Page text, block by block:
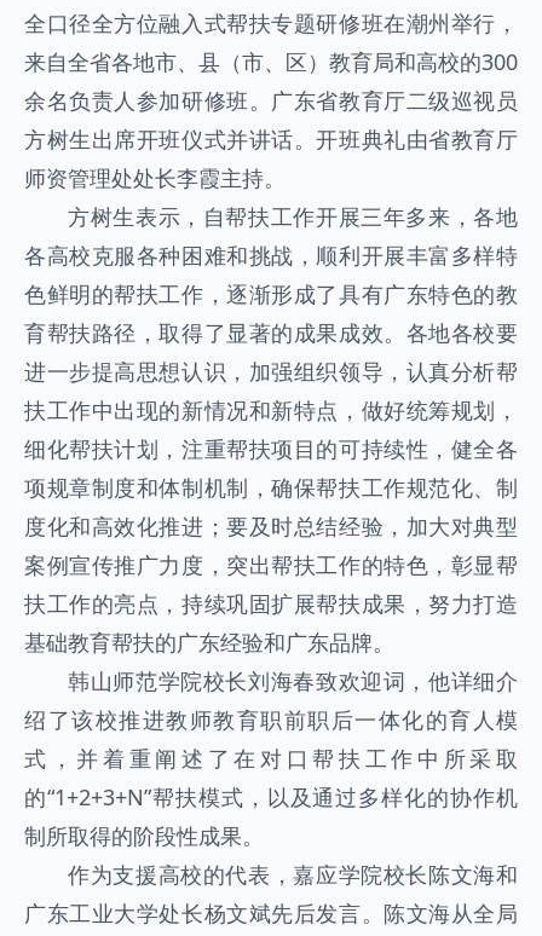
全口径全方位融入式帮扶专题研修班在潮州举行，
来自全省各地市、县（市、区）教育局和高校的300
余名负责人参加研修班。广东省教育厅二级巡视员
方树生出席开班仪式并讲话。开班典礼由省教育厅
师资管理处处长李霞主持。
方树生表示，自帮扶工作开展三年多来，各地
各高校克服各种困难和挑战，顺利开展丰富多样特
色鲜明的帮扶工作，逐渐形成了具有广东特色的教
育帮扶路径，取得了显著的成果成效。各地各校要
进一步提高思想认识，加强组织领导，认真分析帮
扶工作中出现的新情况和新特点，做好统筹规划，
细化帮扶计划，注重帮扶项目的可持续性，健全各
项规章制度和体制机制，确保帮扶工作规范化、制
度化和高效化推进；要及时总结经验，加大对典型
案例宣传推广力度，突出帮扶工作的特色，彰显帮
扶工作的亮点，持续巩固扩展帮扶成果，努力打造
基础教育帮扶的广东经验和广东品牌。
韩山师范学院校长刘海春致欢迎词，他详细介
绍了该校推进教师教育职前职后一体化的育人模
式，并着重阐述了在对口帮扶工作中所采取
的“1+2+3+N”帮扶模式，以及通过多样化的协作机
制所取得的阶段性成果。
作为支援高校的代表，嘉应学院校长陈文海和
广东工业大学处长杨文斌先后发言。陈文海从全局